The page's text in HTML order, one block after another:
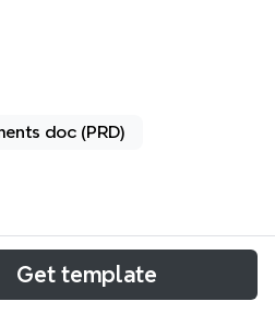
doc (PRD)
面向技术团队的架构设计思维
实现三大模块，共计115个
HDFS和云存储（阿里OSS、
Get template